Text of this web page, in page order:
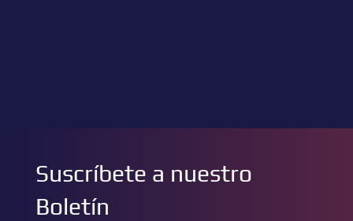
Suscríbete a nuestro
Boletín